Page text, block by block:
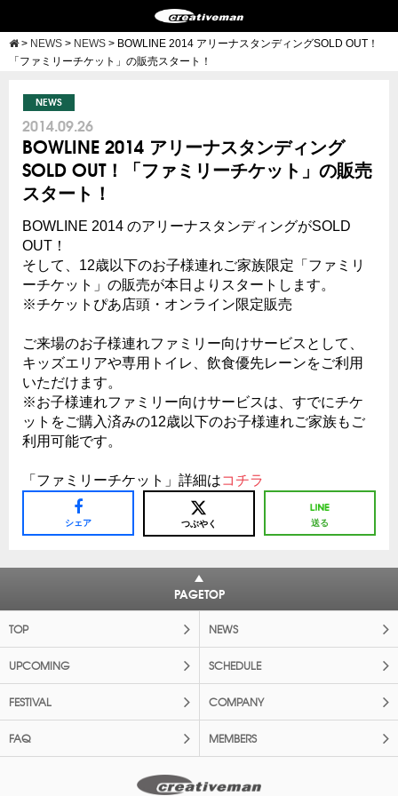
> NEWS > NEWS > BOWLINE 2014 アリーナスタンディングSOLD OUT！
「ファミリーチケット」の販売スタート！
NEWS
2014.09.26
BOWLINE 2014 アリーナスタンディング
SOLD OUT！「ファミリーチケット」の販売
スタート！
BOWLINE 2014 のアリーナスタンディングがSOLD
OUT！
そして、12歳以下のお子様連れご家族限定「ファミリ
ーチケット」の販売が本日よりスタートします。
※チケットぴあ店頭・オンライン限定販売
ご来場のお子様連れファミリー向けサービスとして、
キッズエリアや専用トイレ、飲食優先レーンをご利用
いただけます。
※お子様連れファミリー向けサービスは、すでにチケ
ットをご購入済みの12歳以下のお子様連れご家族もご
利用可能です。
「ファミリーチケット」詳細はコチラ
シェア つぶやく 送る
PAGETOP
TOP NEWS
UPCOMING SCHEDULE
FESTIVAL COMPANY
FAQ MEMBERS